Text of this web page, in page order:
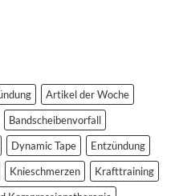
Artikel der Woche
Bandscheibenvorfall
Dynamic Tape
Entzündung
Knieschmerzen
Krafttraining